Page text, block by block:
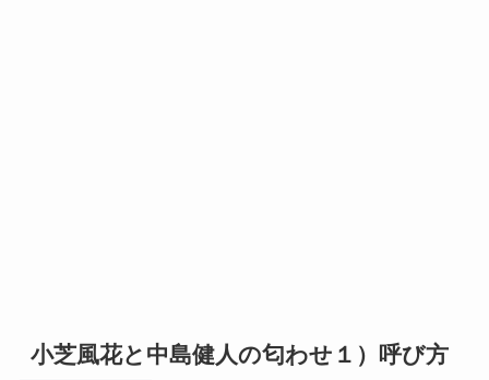
小芝風花と中島健人の匂わせ１）呼び方